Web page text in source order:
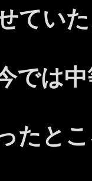
てい
では中
たと